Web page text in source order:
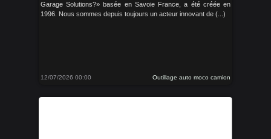
Garage Solutions?» basée en Savoie France, a été créée en
1996. Nous sommes depuis toujours un acteur innovant de (...)
12/07/2026 00:00 Outillage auto moco camion